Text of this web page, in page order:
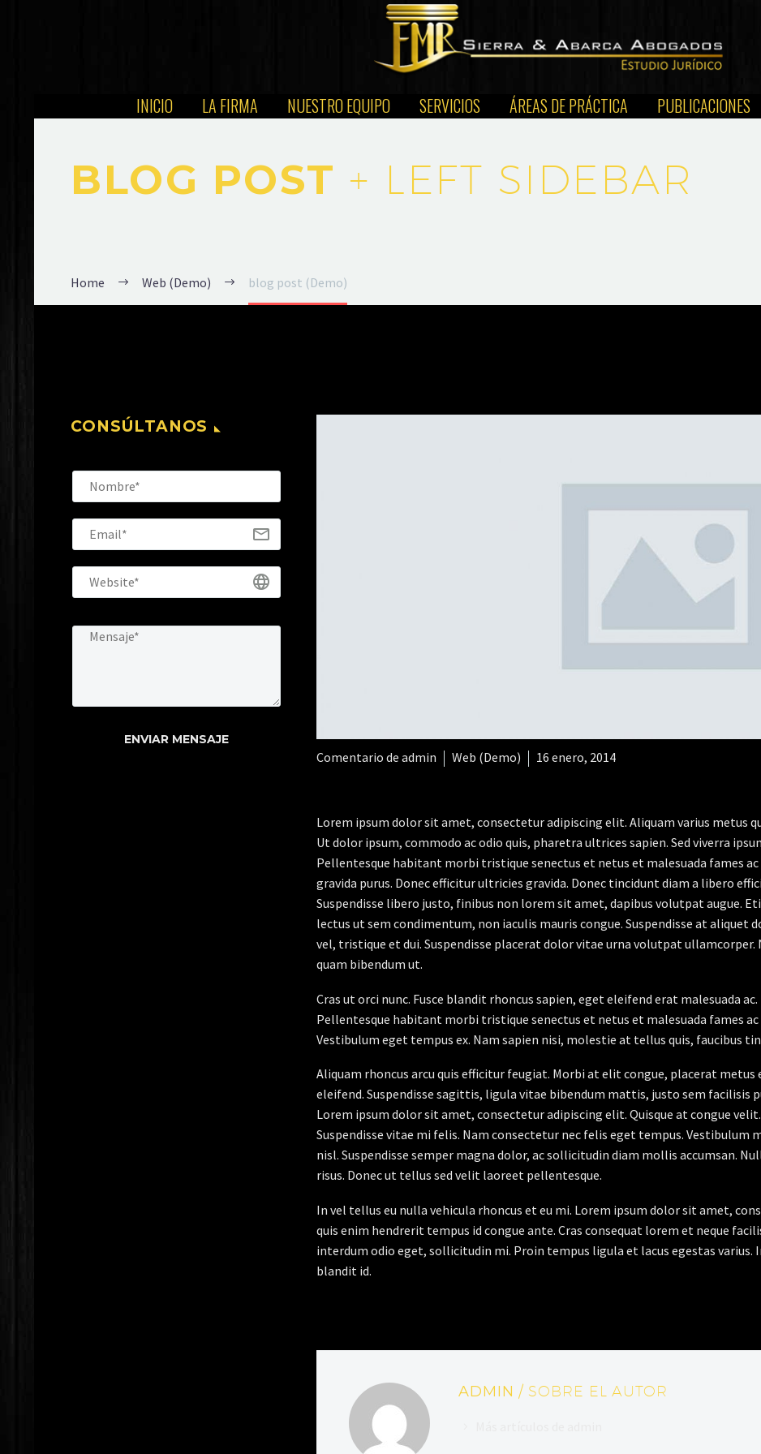
INICIO LA FIRMA NUESTRO EQUIPO SERVICIOS ÁREAS DE PRÁCTICA PUBLICACIONES
BLOG POST + LEFT SIDEBAR
Home Web (Demo) blog post (Demo)
Comentario de admin Web (Demo) 16 enero, 2014
Lorem ipsum dolor sit amet, consectetur adipiscing elit. Aliquam varius metus
Ut dolor ipsum, commodo ac odio quis, pharetra ultrices sapien. Sed viverra
Pellentesque habitant morbi tristique senectus et netus et malesuada fames
gravida purus. Donec efficitur ultricies gravida. Donec tincidunt diam a libero
Suspendisse libero justo, finibus non lorem sit amet, dapibus volutpat augue.
lectus ut sem condimentum, non iaculis mauris congue. Suspendisse at
vel, tristique et dui. Suspendisse placerat dolor vitae urna volutpat
quam bibendum ut.
Cras ut orci nunc. Fusce blandit rhoncus sapien, eget eleifend erat malesuada
Pellentesque habitant morbi tristique senectus et netus et malesuada fames
Vestibulum eget tempus ex. Nam sapien nisi, molestie at tellus quis, faucibus
Aliquam rhoncus arcu quis efficitur feugiat. Morbi at elit congue, placerat
eleifend. Suspendisse sagittis, ligula vitae bibendum mattis, justo sem facilisis
Lorem ipsum dolor sit amet, consectetur adipiscing elit. Quisque at congue
Suspendisse vitae mi felis. Nam consectetur nec felis eget tempus. Vestibulum
nisl. Suspendisse semper magna dolor, ac sollicitudin diam mollis accumsan.
risus. Donec ut tellus sed velit laoreet pellentesque.
In vel tellus eu nulla vehicula rhoncus et eu mi. Lorem ipsum dolor sit amet,
quis enim hendrerit tempus id congue ante. Cras consequat lorem et neque
interdum odio eget, sollicitudin mi. Proin tempus ligula et lacus egestas varius.
blandit id.
ADMIN/ SOBRE EL AUTOR
CONSÚLTANOS